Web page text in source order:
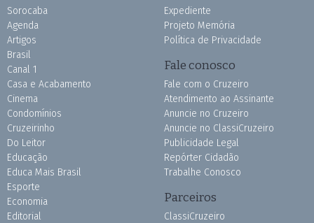
Sorocaba
Agenda
Artigos
Brasil
Canal 1
Casa e Acabamento
Cinema
Condomínios
Cruzeirinho
Do Leitor
Educação
Educa Mais Brasil
Esporte
Economia
Editorial
Expediente
Projeto Memória
Política de Privacidade
Fale conosco
Fale com o Cruzeiro
Atendimento ao Assinante
Anuncie no Cruzeiro
Anuncie no ClassiCruzeiro
Publicidade Legal
Repórter Cidadão
Trabalhe Conosco
Parceiros
ClassiCruzeiro